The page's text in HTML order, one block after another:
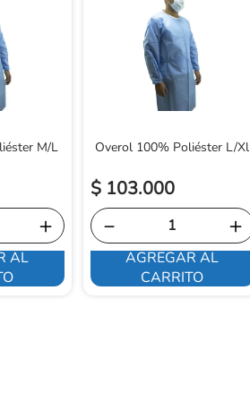
M/L
＋
AL
Overol 100% Poliéster L/Xl
$ 103.000
＋
－
AGREGAR AL
CARRITO